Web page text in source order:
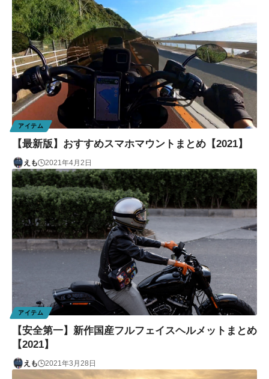
アイテム
【最新版】おすすめスマホマウントまとめ【2021】
えも 2021年4月2日
アイテム
【安全第一】新作国産フルフェイスヘルメットまとめ
【2021】
えも 2021年3月28日